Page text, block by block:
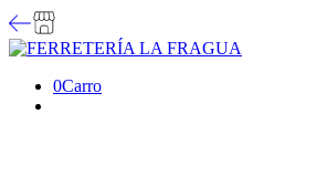
0Carro